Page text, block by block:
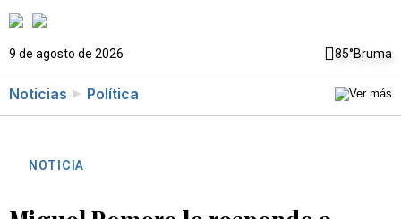
9 de agosto de 2026 85°Bruma
Noticias Política
NOTICIA